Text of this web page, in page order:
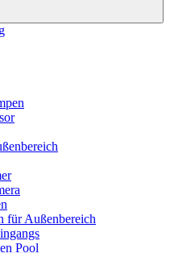
für Außenbereich
Pool